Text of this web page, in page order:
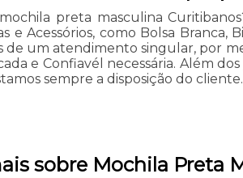
preta masculina
e Acessórios, como Bolsa Branca,
de um atendimento singular, por
e Confiavél necessária. Além
sempre a disposição do cliente.
sobre Mochila Preta